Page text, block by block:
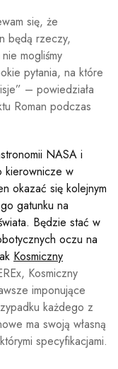
się, że
będą rzeczy,
mogliśmy
pytania, na które
– powiedziała
Roman podczas
NASA i
kierownicze w
okazać się kolejnym
gatunku na
Będzie stać w
oczu na
Kosmiczny
Kosmiczny
imponujące
każdego z
ma swoją własną
specyfikacjami.